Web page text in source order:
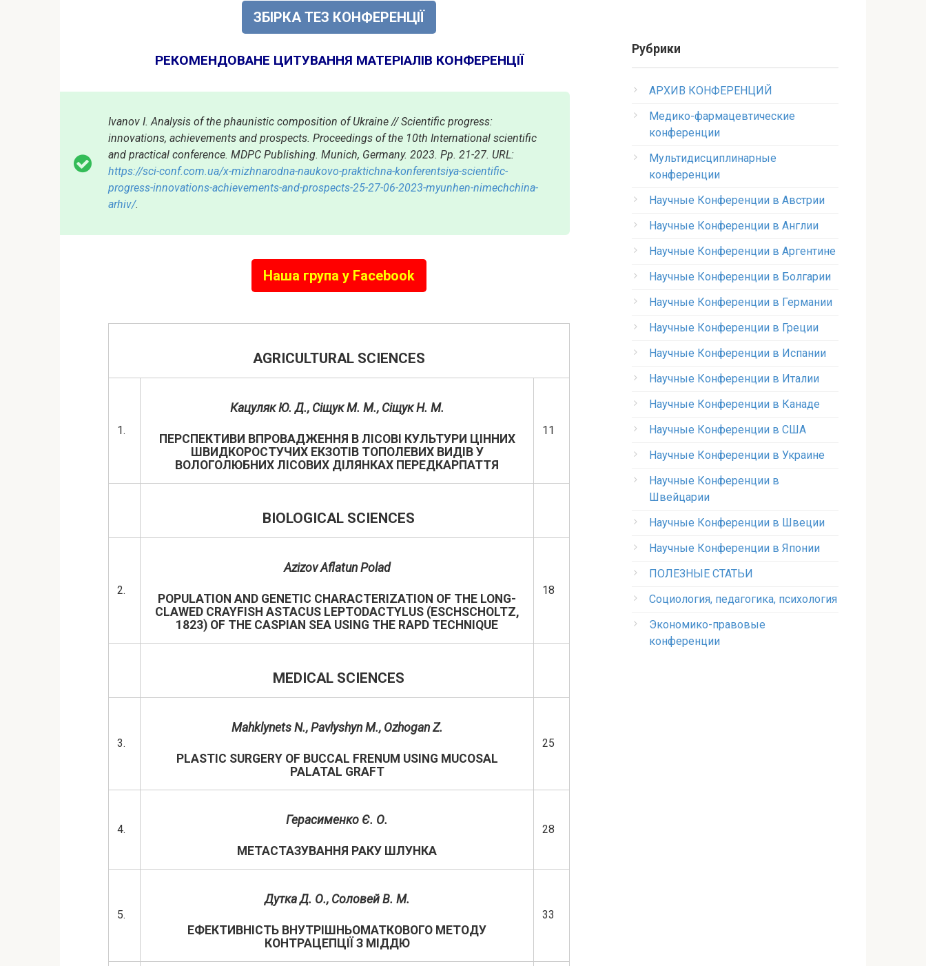
ЗБІРКА ТЕЗ КОНФЕРЕНЦІЇ
РЕКОМЕНДОВАНЕ ЦИТУВАННЯ МАТЕРІАЛІВ КОНФЕРЕНЦІЇ
Ivanov I. Analysis of the phaunistic composition of Ukraine // Scientific progress:
innovations, achievements and prospects. Proceedings of the 10th International scientific
and practical conference. MDPC Publishing. Munich, Germany. 2023. Pp. 21-27. URL:
https://sci-conf.com.ua/x-mizhnarodna-naukovo-praktichna-konferentsiya-scientific-
progress-innovations-achievements-and-prospects-25-27-06-2023-myunhen-nimechchina-
arhiv/.
Наша група у Facebook
AGRICULTURAL SCIENCES
1.
Кацуляк Ю. Д., Сіщук М. М., Сіщук Н. М.
ПЕРСПЕКТИВИ ВПРОВАДЖЕННЯ В ЛІСОВІ КУЛЬТУРИ ЦІННИХ
ШВИДКОРОСТУЧИХ ЕКЗОТІВ ТОПОЛЕВИХ ВИДІВ У
ВОЛОГОЛЮБНИХ ЛІСОВИХ ДІЛЯНКАХ ПЕРЕДКАРПАТТЯ
11
BIOLOGICAL SCIENCES
2.
Azizov Aflatun Polad
POPULATION AND GENETIC CHARACTERIZATION OF THE LONG-
CLAWED CRAYFISH ASTACUS LEPTODACTYLUS (ESCHSCHOLTZ,
1823) OF THE CASPIAN SEA USING THE RAPD TECHNIQUE
18
MEDICAL SCIENCES
3.
MahklynetsN., Pavlyshyn M., Ozhogan Z.
PLASTIC SURGERY OF BUCCAL FRENUM USING MUCOSAL
PALATAL GRAFT
25
4.
Герасименко Є. О.
МЕТАСТАЗУВАННЯ РАКУ ШЛУНКА
28
5.
Дутка Д. О., Соловей В. М.
ЕФЕКТИВНІСТЬ ВНУТРІШНЬОМАТКОВОГО МЕТОДУ
КОНТРАЦЕПЦІЇ З МІДДЮ
33
Рубрики
АРХИВ КОНФЕРЕНЦИЙ
Медико-фармацевтические
конференции
Мультидисциплинарные
конференции
Научные Конференции в Австрии
Научные Конференции в Англии
Научные Конференции в Аргентине
Научные Конференции в Болгарии
Научные Конференции в Германии
Научные Конференции в Греции
Научные Конференции в Испании
Научные Конференции в Италии
Научные Конференции в Канаде
Научные Конференции в США
Научные Конференции в Украине
Научные Конференции в
Швейцарии
Научные Конференции в Швеции
Научные Конференции в Японии
ПОЛЕЗНЫЕ СТАТЬИ
Социология, педагогика, психология
Экономико-правовые
конференции